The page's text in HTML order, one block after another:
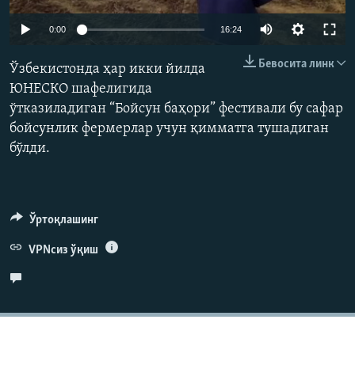
Auto 240p 360p
0:00 16:24
480p
720p
Бевосита линк
Ўзбекистонда ҳар икки йилда
ЮНЕСКО шафелигида
ўтказиладиган “Бойсун баҳори” фестивали бу сафар
бойсунлик фермерлар учун қимматга тушадиган
бўлди.
Ўртоқлашинг
VPNсиз ўқиш